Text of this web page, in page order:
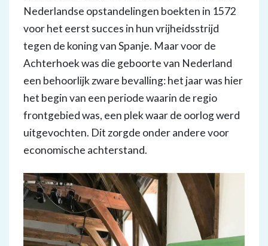
Nederlandse opstandelingen boekten in 1572
voor het eerst succes in hun vrijheidsstrijd
tegen de koning van Spanje. Maar voor de
Achterhoek was die geboorte van Nederland
een behoorlijk zware bevalling: het jaar was hier
het begin van een periode waarin de regio
frontgebied was, een plek waar de oorlog werd
uitgevochten. Dit zorgde onder andere voor
economische achterstand.